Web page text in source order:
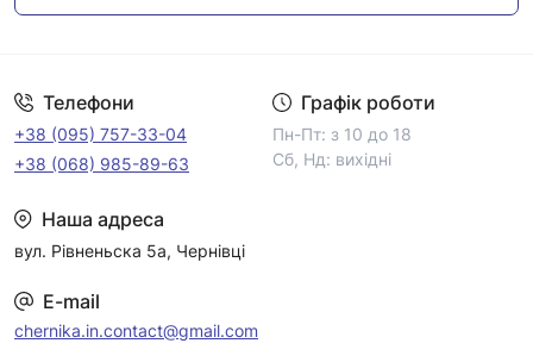
Телефони
+38 (095) 757-33-04
+38 (068) 985-89-63
Графік роботи
Пн-Пт: з 10 до 18
Сб, Нд: вихідні
Наша адреса
вул. Рівненьска 5а, Чернівці
E-mail
chernika.in.contact@gmail.com